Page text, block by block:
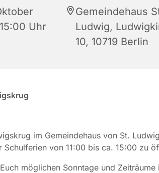
Uhr
Gemeindehaus
Ludwig,
10, 10719 Berlin
im Gemeindehaus von St.
Schulferien von 11:00 bis ca. 15:00 zu
möglichen Sonntage und Zeiträume